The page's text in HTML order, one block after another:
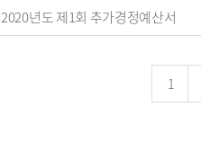
2020년도 제1회 추가경정예산서
1